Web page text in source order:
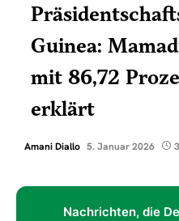
Guinea:
mit 86,72
erklärt
Amani Diallo 5. Januar 2026
Nachrichten, die